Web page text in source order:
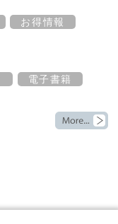
お得情報
電子書籍